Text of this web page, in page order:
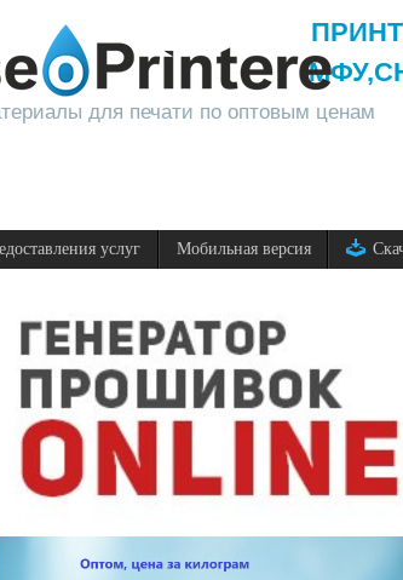
для печати по оптовым ценам
МФУ,
услуг Мобильная версия